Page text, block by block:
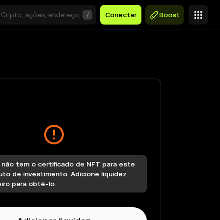
/ Conectar Boost
não tem o certificado de NFT para este
de investimento. Adicione liquidez
para obtê-lo.